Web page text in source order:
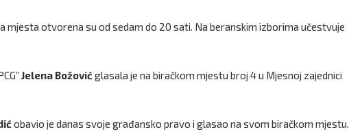
mjesta otvorena su od sedam do 20 sati. Na beranskim izborima učestvuje
Jelena Božović glasala je na biračkom mjestu broj 4 u Mjesnoj zajednici
obavio je danas svoje građansko pravo i glasao na svom biračkom mjestu.